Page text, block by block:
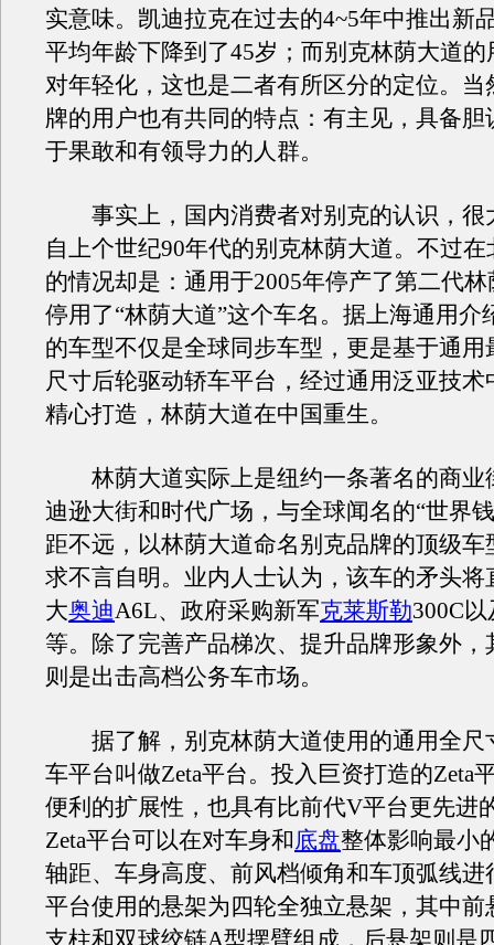
实意味。凯迪拉克在过去的4~5年中推出新
平均年龄下降到了45岁；而别克林荫大道
对年轻化，这也是二者有所区分的定位。当
牌的用户也有共同的特点：有主见，具备胆
于果敢和有领导力的人群。
事实上，国内消费者对别克的认识，很
自上个世纪90年代的别克林荫大道。不过
的情况却是：通用于2005年停产了第二代
停用了“林荫大道”这个车名。据上海通用介
的车型不仅是全球同步车型，更是基于通用
尺寸后轮驱动轿车平台，经过通用泛亚技术
精心打造，林荫大道在中国重生。
林荫大道实际上是纽约一条著名的商业
迪逊大街和时代广场，与全球闻名的“世界
距不远，以林荫大道命名别克品牌的顶级车
求不言自明。业内人士认为，该车的矛头将
大奥迪A6L、政府采购新军克莱斯勒300C以
等。除了完善产品梯次、提升品牌形象外，
则是出击高档公务车市场。
据了解，别克林荫大道使用的通用全尺
车平台叫做Zeta平台。投入巨资打造的Zeta
便利的扩展性，也具有比前代V平台更先进
Zeta平台可以在对车身和底盘整体影响最小
轴距、车身高度、前风档倾角和车顶弧线进
平台使用的悬架为四轮全独立悬架，其中前
支柱和双球绞链A型摆臂组成，后悬架则是